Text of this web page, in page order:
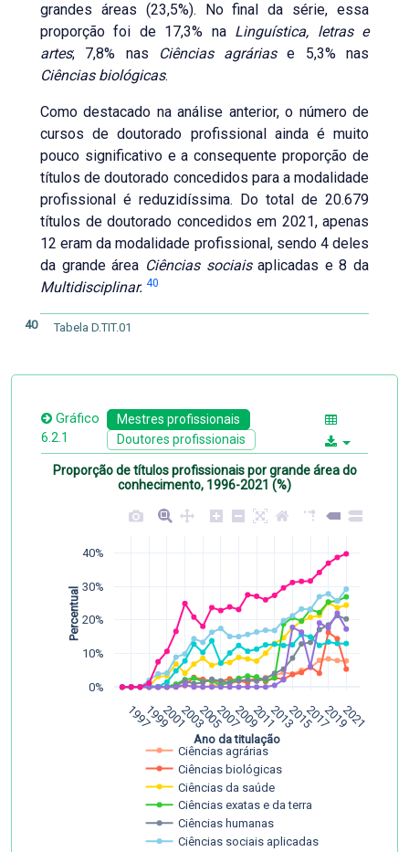
grandes áreas (23,5%). No final da série, essa
proporção foi de 17,3% na Linguística, letras e
artes; 7,8% nas Ciências agráriase 5,3% nas
Ciências biológicas.
Como destacado na análise anterior, o número de
cursos de doutorado profissional ainda é muito
pouco significativo e a consequente proporção de
títulos de doutorado concedidos para a modalidade
profissional é reduzidíssima. Do total de 20.679
títulos de doutorado concedidos em 2021, apenas
12 eram da modalidade profissional, sendo 4 deles
da grande área Ciências sociaisaplicadas e 8 da
Multidisciplinar. 40
40 Tabela D.TIT.01
Gráfico
6.2.1
Mestres profissionais
Doutores profissionais
Proporção de títulos profissionais por grande área do
conhecimento, 1996-2021 (%)
1997199920012003200520072009201120132015201720192021
0%
10%
20%
30%
40%
Ciências agrárias
Ciências biológicas
Ciências da saúde
Ciências exatas e da terra
Ciências humanas
Ciências sociais aplicadas
Ano da titulação
Percentual